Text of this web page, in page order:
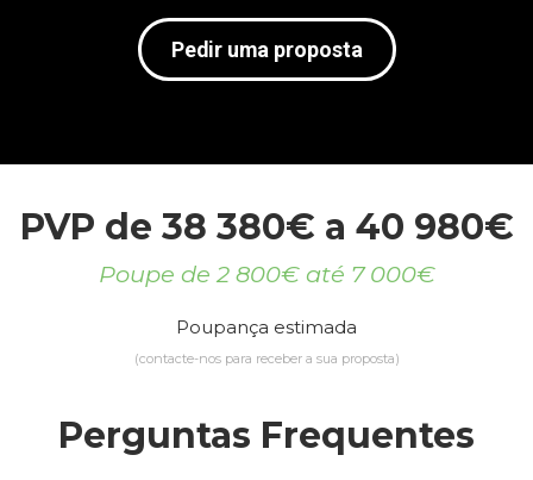
Pedir uma proposta
PVP de 38 380€ a 40 980€
Poupe de 2 800€ até 7 000€
Poupança estimada
(contacte-nos para receber a sua proposta)
Perguntas Frequentes